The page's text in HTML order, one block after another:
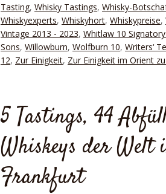
Tasting, Whisky Tastings, Whisky-
Whiskyexperts, Whiskyhort, Whiskypreise,
Vintage 2013 - 2023, Whitlaw 10
Sons, Willowburn, Wolfburn 10, Writers‘
12, Zur Einigkeit, Zur Einigkeit im Orient
5 Tastings, 44
Whiskeys der Welt
Frankfurt